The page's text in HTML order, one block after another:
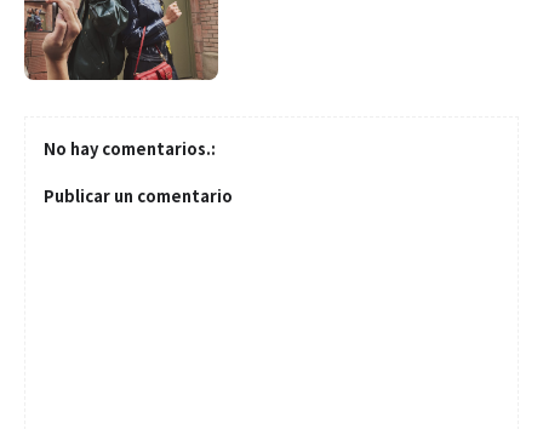
No hay comentarios.:
Publicar un comentario